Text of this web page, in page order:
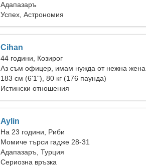
Адапазаръ
Успех, Астрономия
Cihan
44 години, Козирог
Аз съм офицер, имам нужда от нежна жена
183 см (6'1"), 80 кг (176 паунда)
Истински отношения
Aylin
На 23 години, Риби
Момиче търси гадже 28-31
Адапазаръ, Турция
Сериозна връзка